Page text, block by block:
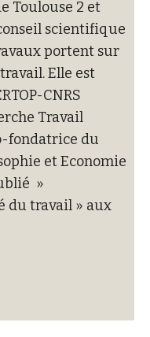
Toulouse 2 et
scientifique
portent sur
Elle est
CNRS
Travail
fondatrice du
et Economie
»
du travail » aux